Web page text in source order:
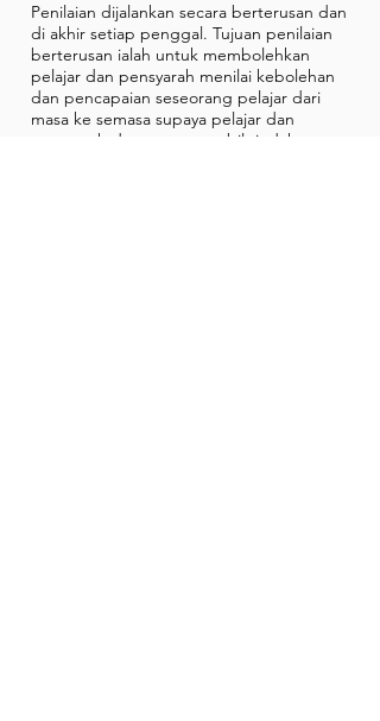
Penilaian dijalankan secara berterusan dan
di akhir setiap penggal. Tujuan penilaian
berterusan ialah untuk membolehkan
pelajar dan pensyarah menilai kebolehan
dan pencapaian seseorang pelajar dari
masa ke semasa supaya pelajar dan
pensyarah dapat mengambil tindakan yang